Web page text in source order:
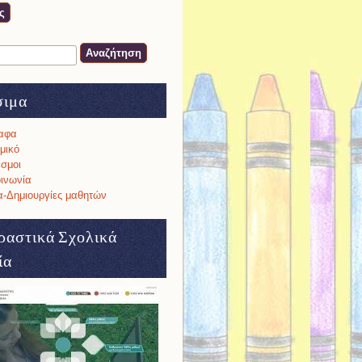
αναζήτησης
Δημιουργίες μαθητών
Σχολικά